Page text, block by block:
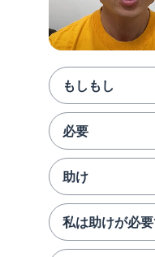
もしもし
必要
助け
私は助けが必